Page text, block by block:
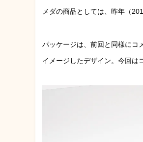
メダの商品としては、昨年（
パッケージは、前回と同様にコ
イメージしたデザイン。今回は